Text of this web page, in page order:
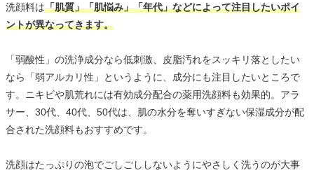
洗顔料は「肌質」「肌悩み」「年代」などによって注目したいポイ
ントが異なってきます。
「弱酸性」の洗浄成分なら低刺激、皮脂汚れをスッキリ落としたい
なら「弱アルカリ性」というように、成分にも注目したいところで
す。ニキビや肌荒れには有効成分配合の薬用洗顔料も効果的。アラ
サー、30代、40代、50代は、肌の水分を奪いすぎない保湿成分が配
合された洗顔料もおすすめです。
洗顔はたっぷりの泡でごしごししないようにやさしく洗うのが大事